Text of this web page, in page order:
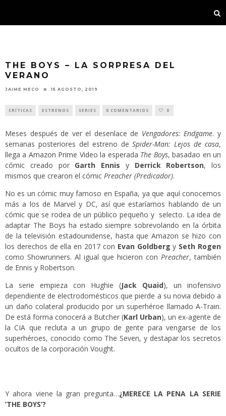
THE BOYS – LA SORPRESA DEL
VERANO
JAIME MECO 15 AGOSTO, 2019
CRÍTICAS ESTRENOS SERIES 0 COMENTARIOS 0
Meses después de ver el desenlace de Vengadores: Endgame. y
semanas posteriores del estreno deSpider-Man: Lejos de casa,
llega a Amazon Prime Video la esperada The Boys, basadao en un
cómic creado por Garth Ennis y Derrick Robertson, los
mismos que crearon el cómic Preacher (Predicador).
No es un cómic muy famoso en España, ya que aquí conocemos
más a los de Marvel y DC, así que estaríamos hablando de un
cómic que se rodea de un público pequeño y selecto. La idea de
adaptar The Boys ha estado siempre sobrevolando en la órbita
de la televisión estadounidense, hasta que Amazon se hizo con
los derechos de ella en 2017 con Evan Goldberg y Seth Rogen
como Showrunners. Al igual que hicieron con Preacher, también
de Ennis y Robertson.
La serie empieza con Hughie (Jack Quaid), un inofensivo
dependiente de electrodomésticos que pierde a su novia debido a
un daño colateral producido por un superhéroe llamado A-Train.
De está forma conocerá a Butcher (Karl Urban), un ex-agente de
la CIA que recluta a un grupo de gente para vengarse de los
superhéroes, conocido como The Seven, y destapar los secretos
ocultos de la corporación Vought.
Y ahora viene la gran pregunta…¿MERECE LA PENA LA SERIE
‘THE BOYS’?